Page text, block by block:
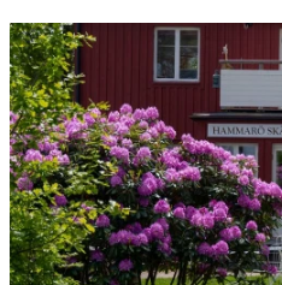
Bildspel
med
bilder